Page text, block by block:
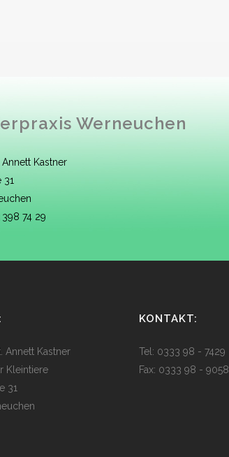
Werneuchen
Kastner
31
74 29
Annett Kastner
Kleintiere
31
KONTAKT:
Tel: 0333 98 - 7429
Fax: 0333 98 -